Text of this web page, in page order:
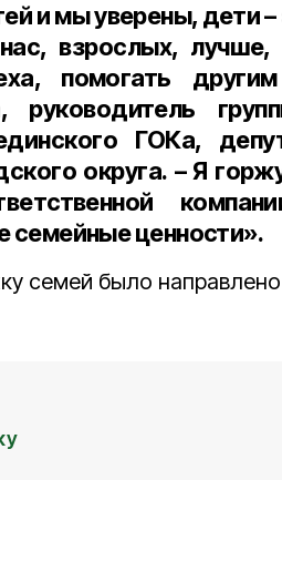
и мы уверены, дети –
взрослых,
помогать
руководитель
ГОКа,
округа. – Я
ценности».
семей было